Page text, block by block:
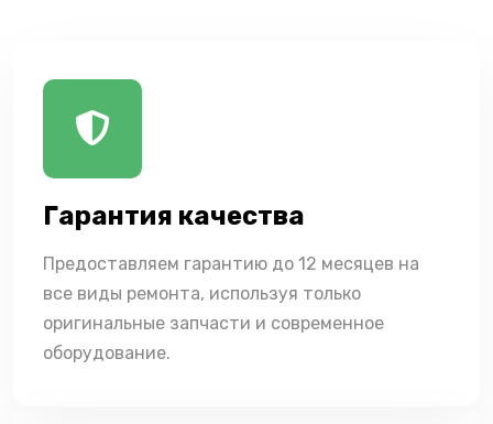
Гарантия качества
Предоставляем гарантию до 12 месяцев на
все виды ремонта, используя только
оригинальные запчасти и современное
оборудование.